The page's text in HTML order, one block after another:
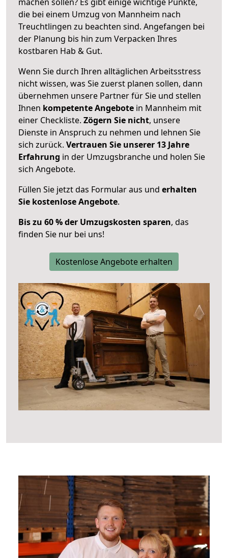
die bei einem Umzug von Mannheim nach
Treuchtlingen zu beachten sind. Angefangen bei
der Planung bis hin zum Verpacken Ihres
kostbaren Hab & Gut.
Wenn Sie durch Ihren alltäglichen Arbeitsstress
nicht wissen, was Sie zuerst planen sollen, dann
übernehmen unsere Partner für Sie und stellen
Ihnen kompetente Angebote in Mannheim mit
einer Checkliste. Zögern Sie nicht, unsere
Dienste in Anspruch zu nehmen und lehnen Sie
sich zurück. Vertrauen Sie unserer 13 Jahre
Erfahrung in der Umzugsbranche und holen Sie
sich Angebote.
Füllen Sie jetzt das Formular aus und erhalten
Sie kostenlose Angebote.
Bis zu 60 % der Umzugskosten sparen, das
finden Sie nur bei uns!
Kostenlose Angebote erhalten